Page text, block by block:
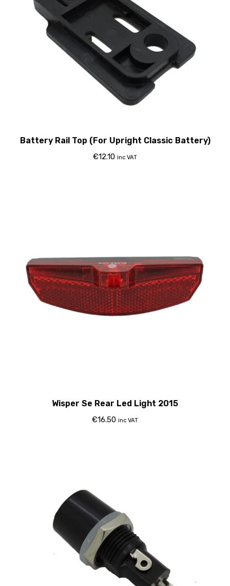
Battery Rail Top (For Upright Classic Battery)
€12.10 inc VAT
Wisper Se Rear Led Light 2015
€16.50 inc VAT